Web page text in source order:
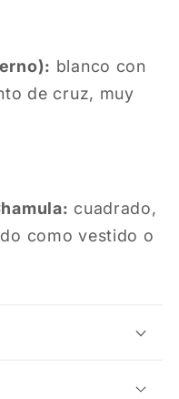
blanco con
de cruz, muy
cuadrado,
como vestido o